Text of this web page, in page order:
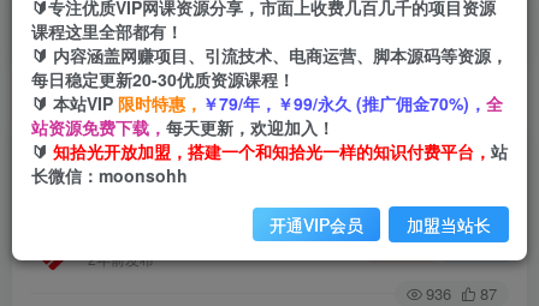
首页 创业课程 会员专属 正文
（7697期）淘系标品大爆款打造课-第十七期，5天
线上课
2年前发布
关注 私信
936 87
🔰专注优质VIP网课资源分享，市面上收费几百几千的项目资源
课程这里全部都有！
🔰 内容涵盖网赚项目、引流技术、电商运营、脚本源码等资源，
每日稳定更新20-30优质资源课程！
🔰 本站VIP 限时特惠， ￥79/年，￥99/永久 (推广佣金70%)， 全
站资源免费下载， 每天更新，欢迎加入！
🔰 知拾光开放加盟，搭建一个和知拾光一样的知识付费平台， 站
长微信：moonsohh
开通VIP会员 加盟当站长